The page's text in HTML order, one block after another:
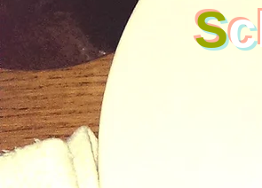
S